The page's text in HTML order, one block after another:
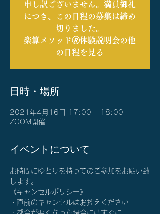
申し訳ございません。満員御礼
につき、この日程の募集は締め
切りました。
楽算メソッド🄬体験説明会の他
の日程を見る
日時・場所
2021年4月16日 17:00 – 18:00
ZOOM開催
イベントについて
お時間にゆとりを持ってのご参加をお願い致
します。
《キャンセルポリシー》
・直前のキャンセルはお控えください